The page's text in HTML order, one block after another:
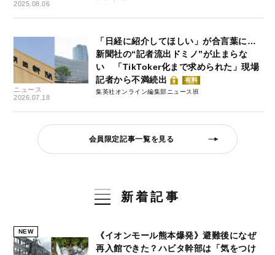
2025.08.06
ニュース
2026.07.18
「日経に紹介してほしい」が合言葉に…
新聞社の“記者流出ドミノ”が止まらな
い 「TikToker化まで求められた」現場
記者から不満続出
有料
集英社オンライン編集部ニュース班
会員限定記事一覧を見る
新着記事
NEW
《イオンモール熊本爆発》避難後になぜ
再入館できた？ハビタ幹部は「気をつけ